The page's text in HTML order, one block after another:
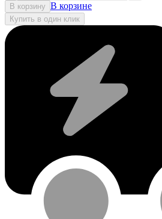
В корзину В корзине
Купить в один клик